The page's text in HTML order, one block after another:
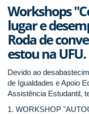
Workshops
lugar e
Roda de
estou na UFU.
Devido ao
de Igualdades e Apoio
Assistência Estudantil,
1. WORKSHOP